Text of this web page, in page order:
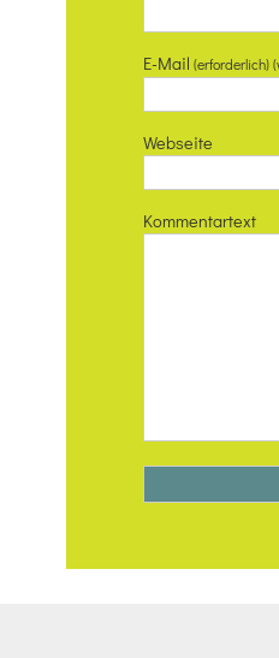
E-Mail(erforderlich)
Webseite
Kommentartext